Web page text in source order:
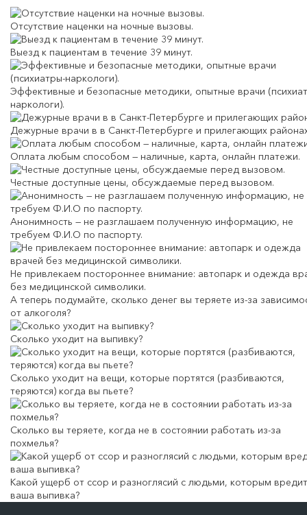
Отсутствие наценки на ночные вызовы.
Выезд к пациентам в течение 39 минут.
Эффективные и безопасные методики, опытные врачи
наркологи).
Дежурные врачи в в Санкт-Петербурге и прилегающих
Оплата любым способом — наличные, карта, онлайн платежи.
Честные доступные цены, обсуждаемые перед вызовом.
Анонимность — не разглашаем полученную информацию, не
требуем Ф.И.О по паспорту.
Не привлекаем постороннее внимание: автопарк и одежда
без медицинской символики.
А теперь подумайте, сколько денег вы теряете из-за
от алкоголя?
Сколько уходит на выпивку?
Сколько уходит на вещи, которые портятся (разбиваются,
теряются) когда вы пьете?
Сколько вы теряете, когда не в состоянии работать из-за
похмелья?
Какой ущерб от ссор и разноглясий с людьми, которым вредит
ваша выпивка?